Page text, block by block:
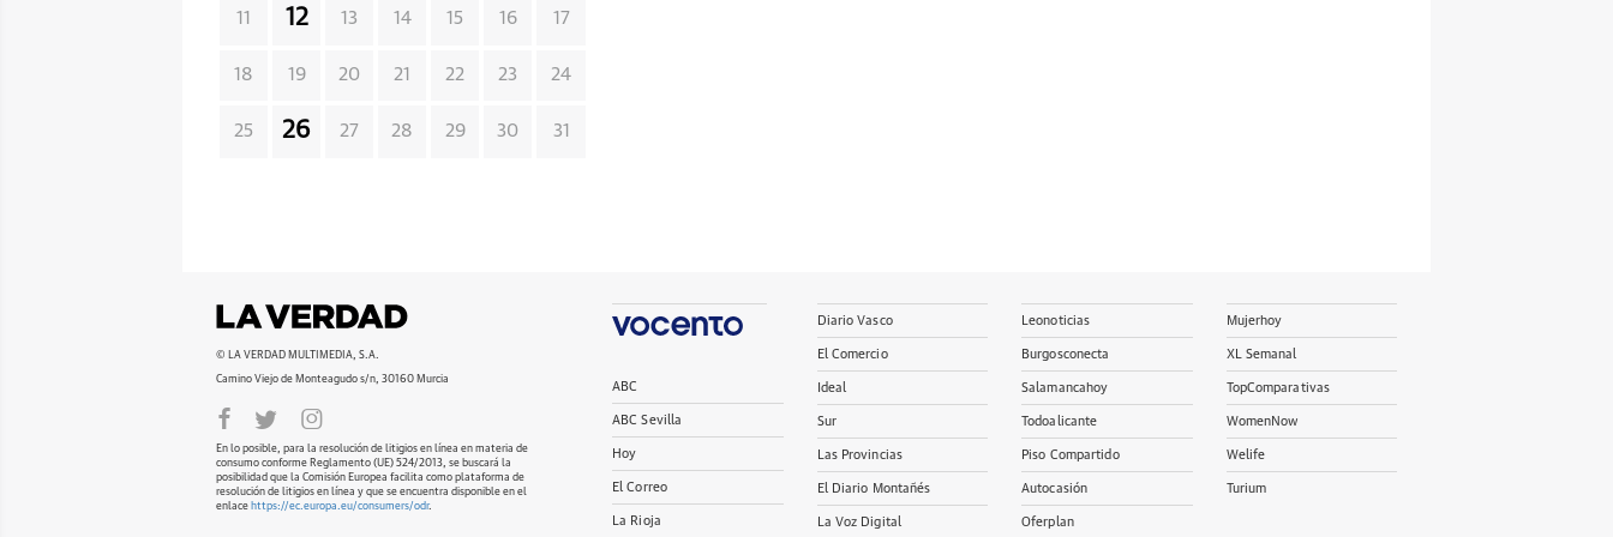
11 12 13 14 15 16 17
18 19 20 21 22 23 24
25 26 27 28 29 30 31
© LA VERDAD MULTIMEDIA, S.A.
Camino Viejo de Monteagudo s/n, 30160 Murcia
En lo posible, para la resolución de litigios en línea en materia de
consumo conforme Reglamento (UE) 524/2013, se buscará la
posibilidad que la Comisión Europea facilita como plataforma de
resolución de litigios en línea y que se encuentra disponible en el
enlace https://ec.europa.eu/consumers/odr.
ABC
ABC Sevilla
Hoy
El Correo
La Rioja
Diario Vasco
El Comercio
Ideal
Sur
Las Provincias
El Diario Montañés
La Voz Digital
Leonoticias
Burgosconecta
Salamancahoy
Todoalicante
Piso Compartido
Autocasión
Oferplan
Mujerhoy
XL Semanal
TopComparativas
WomenNow
Welife
Turium